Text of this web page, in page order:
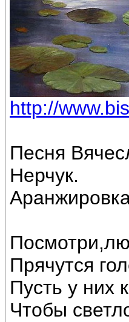
http://
Песня
Нерчук.
Прячутся
Пусть у них
Чтобы